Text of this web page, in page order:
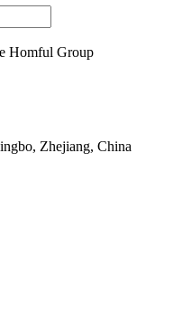
Homful Group
Zhejiang, China